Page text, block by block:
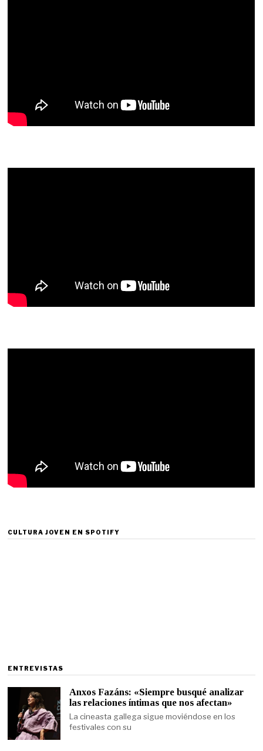
CULTURA JOVEN EN SPOTIFY
ENTREVISTAS
Anxos Fazáns: «Siempre busqué analizar
las relaciones íntimas que nos afectan»
La cineasta gallega sigue moviéndose en los
festivales con su